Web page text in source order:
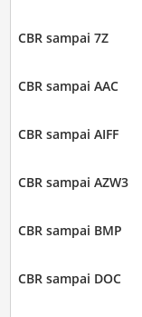
CBR sampai 7Z
CBR sampai AAC
CBR sampai AIFF
CBR sampai AZW3
CBR sampai BMP
CBR sampai DOC